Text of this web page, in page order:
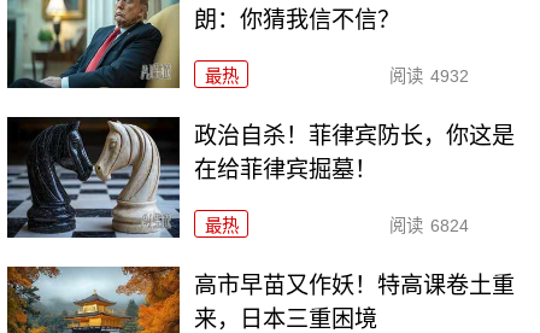
朗：你猜我信不信？
最热 阅读 4932
政治自杀！菲律宾防长，你这是
在给菲律宾掘墓！
最热 阅读 6824
高市早苗又作妖！特高课卷土重
来，日本三重困境